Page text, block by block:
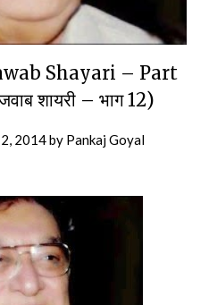
Shayari – Part
शायरी – भाग 12)
2014by Pankaj Goyal